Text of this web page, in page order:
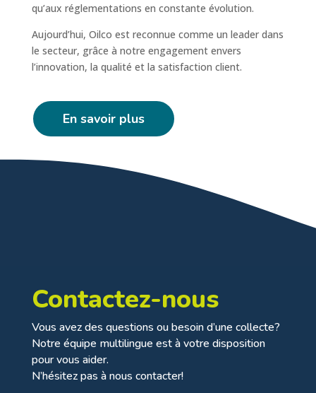
qu’aux réglementations en constante évolution.
Aujourd’hui, Oilco est reconnue comme un leader dans
le secteur, grâce à notre engagement envers
l’innovation, la qualité et la satisfaction client.
En savoir plus
Contactez-nous
Vous avez des questions ou besoin d’une collecte?
Notre équipe multilingue est à votre disposition
pour vous aider.
N’hésitez pas à nous contacter!